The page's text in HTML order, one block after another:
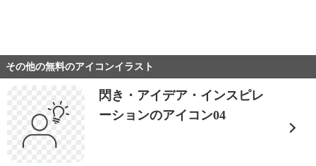
その他の無料のアイコンイラスト
閃き・アイデア・インスピレ
ーションのアイコン04